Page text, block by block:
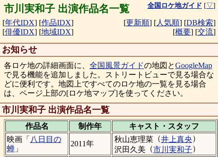
市川実和子 出演作品名一覧 全国ロケ地ガイド [▽]
[年代IDX] [作品IDX]
[俳優IDX] [地域IDX]
[更新順] [人気順] [DB検索]
[概要] [交流]
お知らせ
各ロケ地の詳細画面に、 全国風景ガイドの地図とGoogleMap
で見る機能を追加しました。ストリートビューで見る場合な
どに便利です。地図上ですべてのロケ地の一覧を見る場合
は、ページ上部の[ロケ地マップ]を使ってください。
市川実和子 出演作品名一覧
作品名 制作年 キャスト・ スタッフ
映画「 八日目の
蝉」
2011年
秋山恵理菜（井上真央）
沢田久美 （市川実和子）